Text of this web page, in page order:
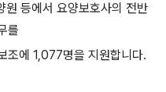
등에서 요양보호사의 전반
를
조에 1,077명을 지원합니다.